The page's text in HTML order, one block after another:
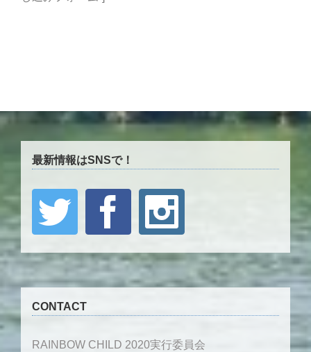
最新情報はSNSで！
CONTACT
RAINBOW CHILD 2020実行委員会